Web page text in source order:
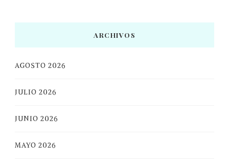
ARCHIVOS
AGOSTO 2026
JULIO 2026
JUNIO 2026
MAYO 2026